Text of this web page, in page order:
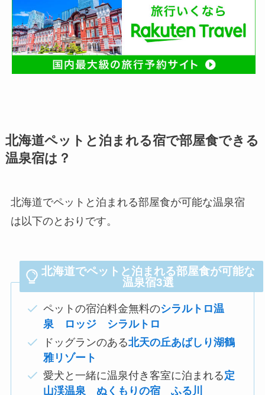
北海道ペットと泊まれる宿で部屋食できる
温泉宿は？
北海道でペットと泊まれる部屋食が可能な温泉宿
は以下のとおりです。
北海道でペットと泊まれる部屋食が可能な
温泉宿3選
ペットの宿泊料金無料のシラルトロ温
泉 ロッジ シラルトロ
ドッグランのある北天の丘あばしり湖鶴
雅リゾート
愛犬と一緒に温泉付き客室に泊まれる定
山渓温泉 ぬくもりの宿 ふる川